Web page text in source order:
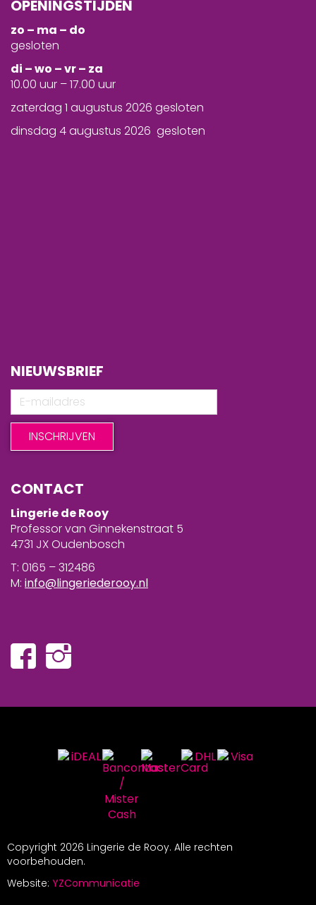
OPENINGSTIJDEN
zo – ma – do
gesloten
di – wo – vr – za
10.00 uur – 17.00 uur
zaterdag 1 augustus 2026 gesloten
dinsdag 4 augustus 2026 gesloten
NIEUWSBRIEF
CONTACT
Lingerie de Rooy
Professor van Ginnekenstraat 5
4731 JX Oudenbosch
T: 0165 – 312486
M: info@lingeriederooy.nl
Copyright 2026 Lingerie de Rooy. Alle rechten
voorbehouden.
Website: YZCommunicatie